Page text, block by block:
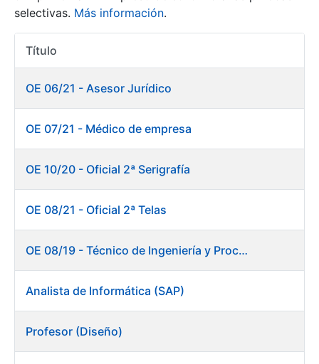
Mostrar/Ocultar
Mostrar/Ocultar
Mostrar/Ocultar
selectivas. Más información.
Título
OE 06/21 - Asesor Jurídico
OE 07/21 - Médico de empresa
OE 10/20 - Oficial 2ª Serigrafía
OE 08/21 - Oficial 2ª Telas
OE 08/19 - Técnico de Ingeniería y Procesos Productivos. Departamento de Timbre
Analista de Informática (SAP)
Profesor (Diseño)